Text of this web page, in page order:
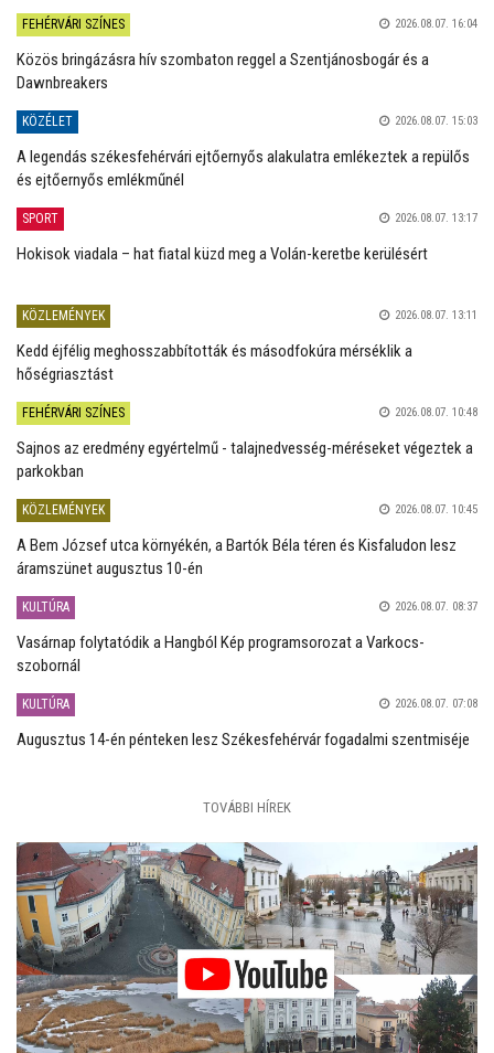
FEHÉRVÁRI SZÍNES 2026.08.07. 16:04
Közös bringázásra hív szombaton reggel a Szentjánosbogár és a
Dawnbreakers
KÖZÉLET 2026.08.07. 15:03
A legendás székesfehérvári ejtőernyős alakulatra emlékeztek a repülős
és ejtőernyős emlékműnél
SPORT 2026.08.07. 13:17
Hokisok viadala – hat fiatal küzd meg a Volán-keretbe kerülésért
KÖZLEMÉNYEK 2026.08.07. 13:11
Kedd éjfélig meghosszabbították és másodfokúra mérséklik a
hőségriasztást
FEHÉRVÁRI SZÍNES 2026.08.07. 10:48
Sajnos az eredmény egyértelmű - talajnedvesség-méréseket végeztek a
parkokban
KÖZLEMÉNYEK 2026.08.07. 10:45
A Bem József utca környékén, a Bartók Béla téren és Kisfaludon lesz
áramszünet augusztus 10-én
KULTÚRA 2026.08.07. 08:37
Vasárnap folytatódik a Hangból Kép programsorozat a Varkocs-
szobornál
KULTÚRA 2026.08.07. 07:08
Augusztus 14-én pénteken lesz Székesfehérvár fogadalmi szentmiséje
TOVÁBBI HÍREK